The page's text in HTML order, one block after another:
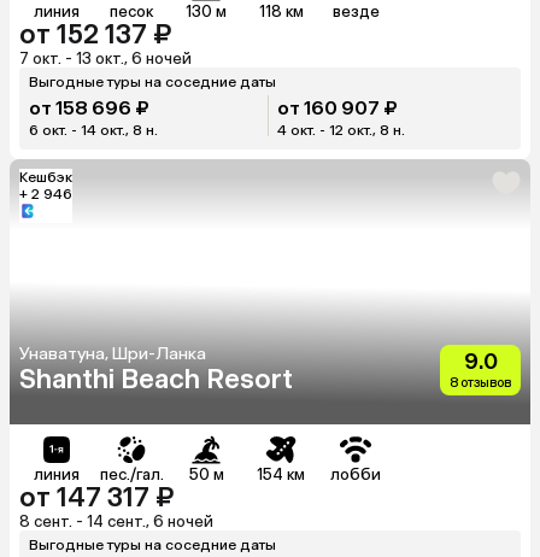
линия песок 130 м 118 км везде
от 152 137 ₽
7 окт. - 13 окт., 6 ночей
Выгодные туры на соседние даты
от 158 696 ₽
6 окт. - 14 окт., 8 н.
от 160 907 ₽
4 окт. - 12 окт., 8 н.
Кешбэк
+ 2 946
Унаватуна, Шри-Ланка
Shanthi Beach Resort
9.0
8 отзывов
линия пес./гал. 50 м 154 км лобби
от 147 317 ₽
8 сент. - 14 сент., 6 ночей
Выгодные туры на соседние даты